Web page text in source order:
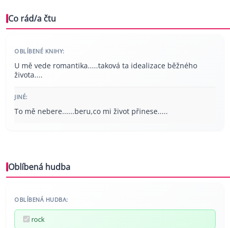
Co rád/a čtu
OBLÍBENÉ KNIHY:
U mě vede romantika.....taková ta idealizace běžného
života....
JINÉ:
To mě nebere......beru,co mi život přinese.....
Oblíbená hudba
OBLÍBENÁ HUDBA:
rock